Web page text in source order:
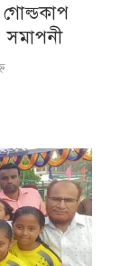
সমাপনী